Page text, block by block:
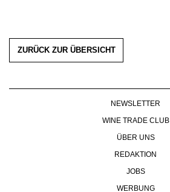
ZURÜCK ZUR ÜBERSICHT
NEWSLETTER
WINE TRADE CLUB
ÜBER UNS
REDAKTION
JOBS
WERBUNG